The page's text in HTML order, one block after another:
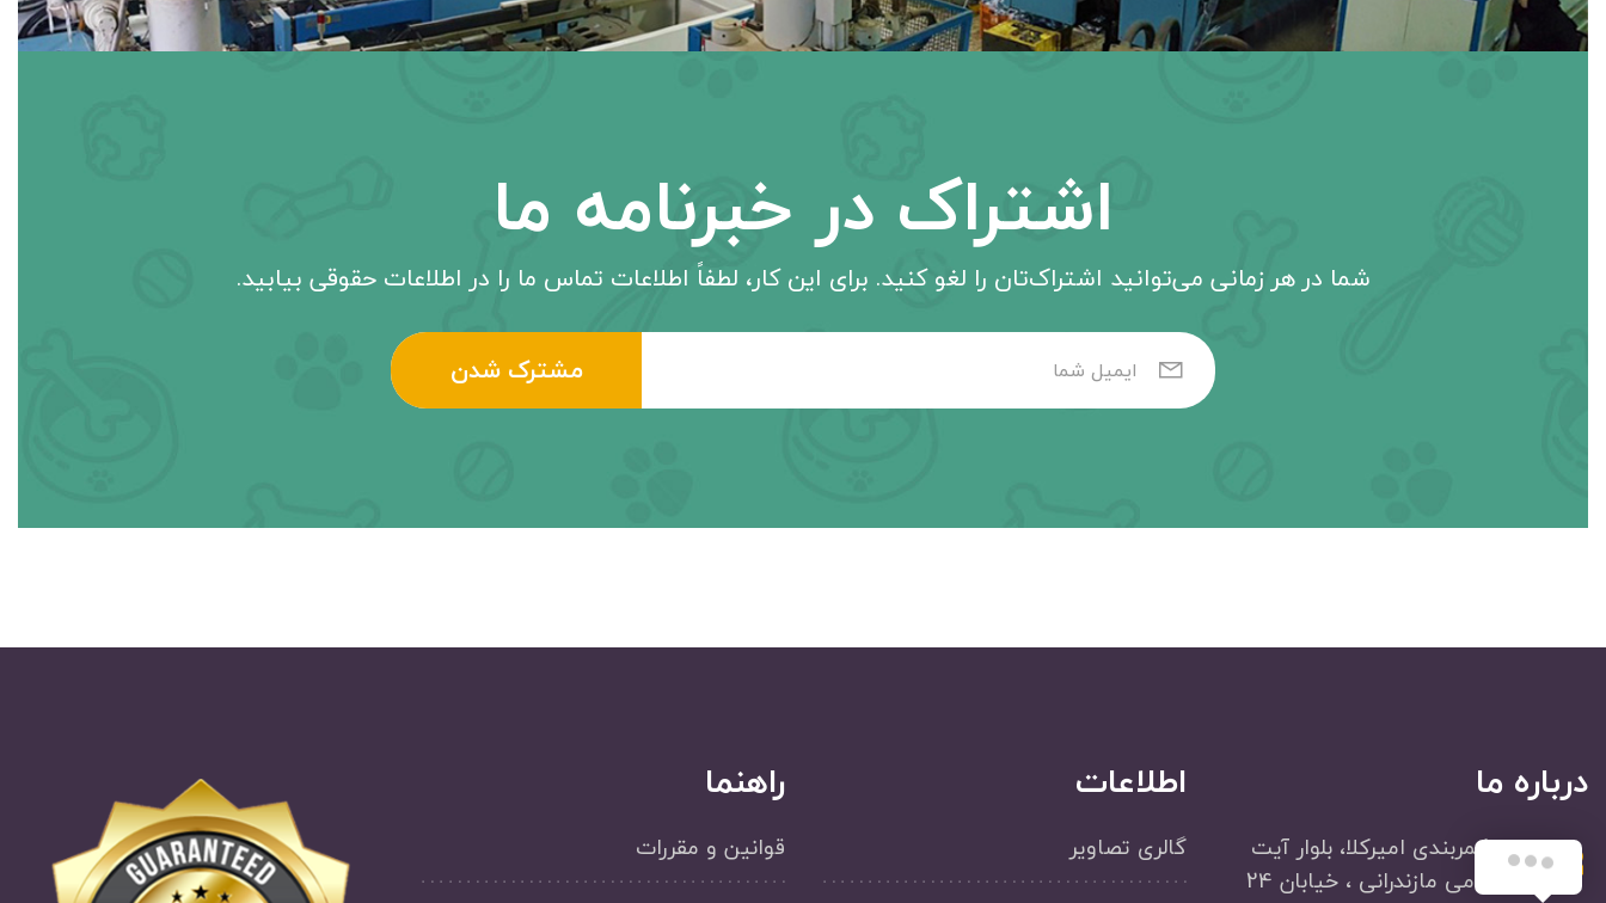
اشتراک در خبرنامه ما
شما در هر زمانی می‌توانید اشتراک‌تان را لغو کنید. برای این کار، لطفاً اطلاعات تماس ما را در اطلاعات حقوقی بیابید.
درباره ما
بابل ،کمربندی امیرکلا، بلوار آیت
الله امامی مازندرانی ، خیابان 24
اطلاعات
گالری تصاویر
راهنما
قوانین و مقررات